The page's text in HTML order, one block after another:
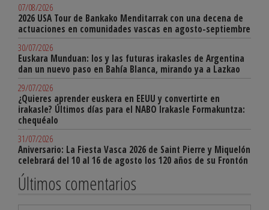
07/08/2026
2026 USA Tour de Bankako Menditarrak con una decena de
actuaciones en comunidades vascas en agosto-septiembre
30/07/2026
Euskara Munduan: los y las futuras irakasles de Argentina
dan un nuevo paso en Bahía Blanca, mirando ya a Lazkao
29/07/2026
¿Quieres aprender euskera en EEUU y convertirte en
irakasle? Últimos días para el NABO Irakasle Formakuntza:
chequéalo
31/07/2026
Aniversario: La Fiesta Vasca 2026 de Saint Pierre y Miquelón
celebrará del 10 al 16 de agosto los 120 años de su Frontón
Últimos comentarios